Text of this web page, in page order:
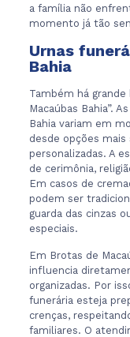
a família não
momento já tão
Urnas
Bahia
Também há
Macaúbas Bahia”.
Bahia variam em
desde opções
personalizadas. A
de cerimônia,
Em casos de
podem ser
guarda das cinzas
especiais.
Em Brotas de
influencia
organizadas. Por
funerária esteja
crenças,
familiares. O